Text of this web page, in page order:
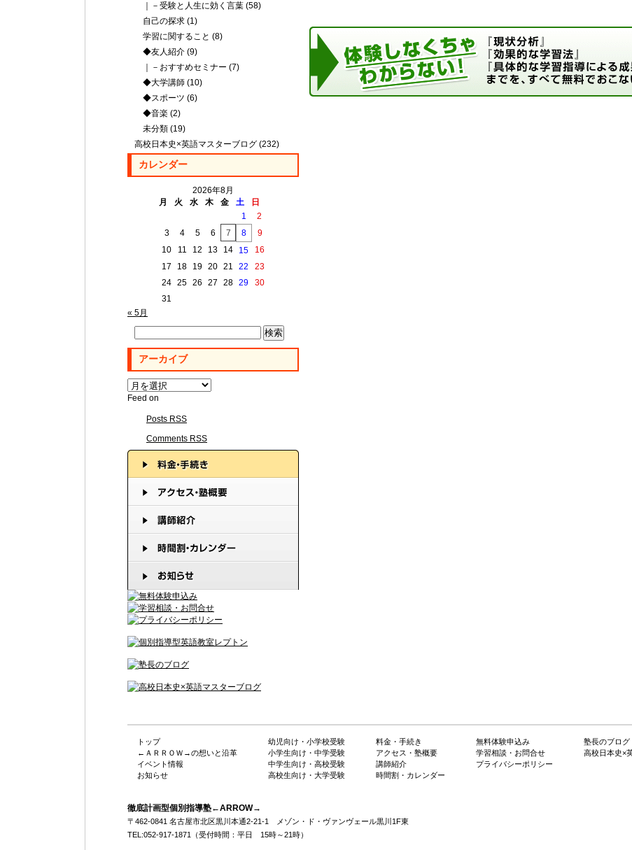
｜－受験と人生に効く言葉(58)
自己の探求(1)
学習に関すること (8)
◆友人紹介(9)
｜－おすすめセミナー (7)
◆大学講師(10)
◆スポーツ (6)
◆音楽(2)
未分類(19)
高校日本史×英語マスターブログ (232)
カレンダー
2026年8月
月
火 水 木 金 土
日
1
2
3
4 5 6 7 8
9
10
11 12 13 14 15
16
17
18 19 20 21 22
23
24
25 26 27 28 29
30
31
« 5月
索:
アーカイブ
ア
ー
Feed on
Posts RSS
Comments RSS
トップ
←ＡＲＲＯＷ→の想いと沿革
イベント情報
お知らせ
幼児向け・小学校受験
小学生向け・中学受験
中学生向け・高校受験
高校生向け・大学受験
料金・手続き
アクセス・塾概要
講師紹介
時間割・カレンダー
無料体験申込み
学習相談・お問合せ
プライバシーポリシー
塾長のブログ
高校日本史×
徹底計画型個別指導塾←ARROW→
〒462-0841 名古屋市北区黒川本通2-21-1 メゾン・ド・ヴァンヴェール黒川1F東
TEL:052-917-1871（受付時間：平日 15時～21時）